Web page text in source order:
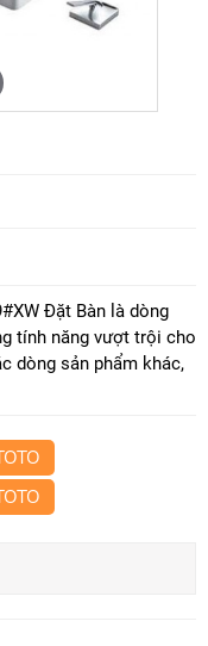
Đặt Bàn là dòng
tính năng vượt trội cho
dòng sản phẩm khác,